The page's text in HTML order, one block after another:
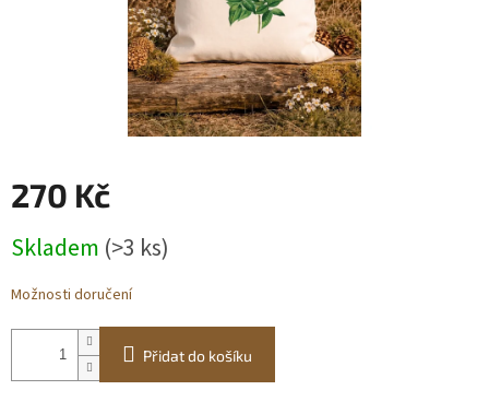
Přihlášení
270 Kč
cena:
Skladem (>3 ks)
Možnosti doručení
Přidat do košíku